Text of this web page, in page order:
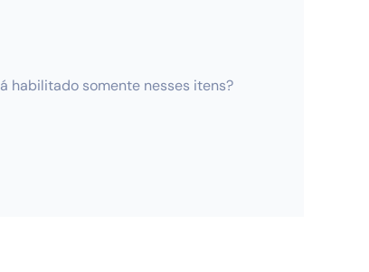
habilitado somente nesses itens?